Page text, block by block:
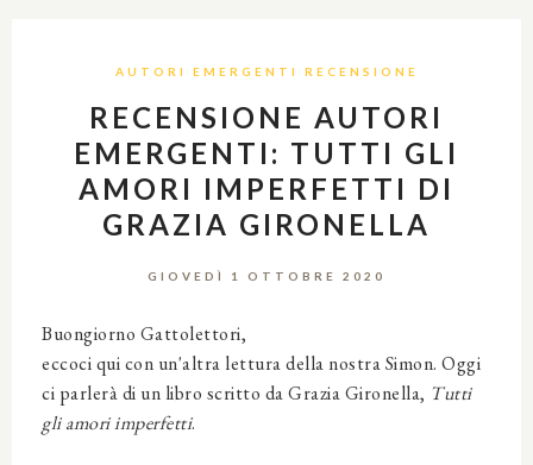
AUTORI EMERGENTI RECENSIONE
RECENSIONE AUTORI
EMERGENTI: TUTTI GLI
AMORI IMPERFETTI DI
GRAZIA GIRONELLA
GIOVEDÌ 1 OTTOBRE 2020
Buongiorno Gattolettori,
eccoci qui con un'altra lettura della nostra Simon. Oggi
ci parlerà di un libro scritto da Grazia Gironella, Tutti
gli amori imperfetti.